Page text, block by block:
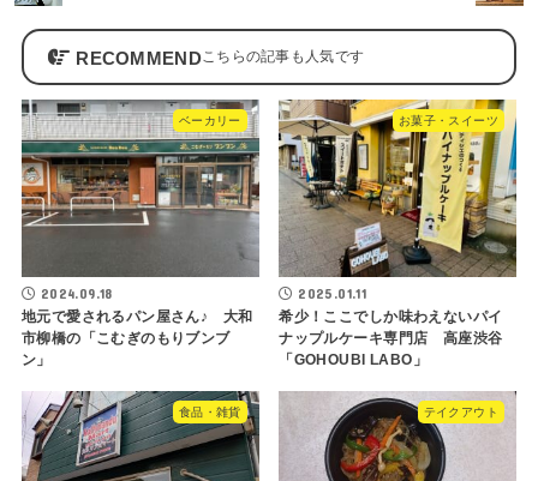
RECOMMEND
ベーカリー
2024.09.18
地元で愛されるパン屋さん♪ 大和
市柳橋の「こむぎのもりブンブ
ン」
お菓子・スイーツ
2025.01.11
希少！ここでしか味わえないパイ
ナップルケーキ専門店 高座渋谷
「GOHOUBI LABO」
食品・雑貨 テイクアウト